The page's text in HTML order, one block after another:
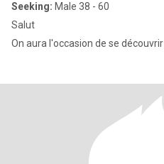
Seeking: Male 38 - 60
Salut
On aura l'occasion de se découvrir